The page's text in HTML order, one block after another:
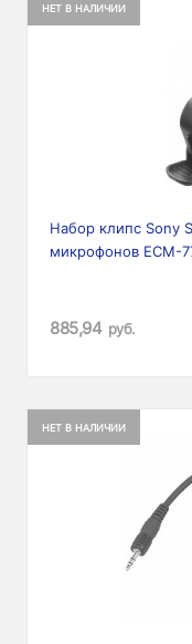
НЕТ В НАЛИЧИИ
Набор клипс Sony
микрофонов ECM-
885,94 руб.
НЕТ В НАЛИЧИИ